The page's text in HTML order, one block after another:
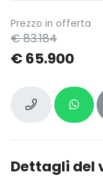
Prezzo in offerta
€ 83.184
€ 65.900
Dettagli del